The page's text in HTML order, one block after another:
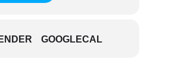
GOOGLECAL